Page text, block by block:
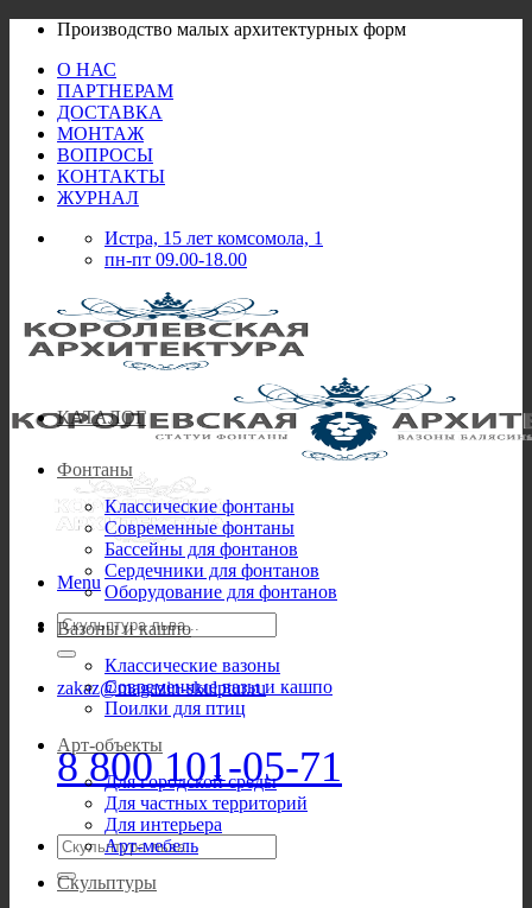
Skip
content
Производство малых архитектурных форм
О НАС
ПАРТНЕРАМ
ДОСТАВКА
МОНТАЖ
ВОПРОСЫ
КОНТАКТЫ
ЖУРНАЛ
Истра, 15 лет комсомола, 1
пн-пт 09.00-18.00
Menu
Искать:
zakaz@magazin-skulptur.ru
8 800 101-05-71
Искать:
КАТАЛОГ
Фонтаны
Классические фонтаны
Современные фонтаны
Бассейны для фонтанов
Сердечники для фонтанов
Оборудование для фонтанов
Вазоны и кашпо
Классические вазоны
Современные вазы и кашпо
Поилки для птиц
Арт-объекты
Для городской среды
Для частных территорий
Для интерьера
Арт-мебель
Скульптуры